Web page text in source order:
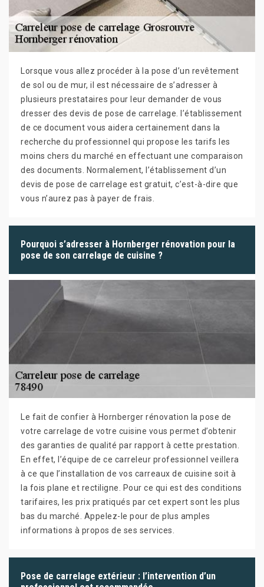
Lorsque vous allez procéder à la pose d’un revêtement
de sol ou de mur, il est nécessaire de s’adresser à
plusieurs prestataires pour leur demander de vous
dresser des devis de pose de carrelage. l’établissement
de ce document vous aidera certainement dans la
recherche du professionnel qui propose les tarifs les
moins chers du marché en effectuant une comparaison
des documents. Normalement, l’établissement d’un
devis de pose de carrelage est gratuit, c’est-à-dire que
vous n’aurez pas à payer de frais.
Pourquoi s’adresser à Hornberger rénovation pour la
pose de son carrelage de cuisine ?
Le fait de confier à Hornberger rénovation la pose de
votre carrelage de votre cuisine vous permet d’obtenir
des garanties de qualité par rapport à cette prestation.
En effet, l’équipe de ce carreleur professionnel veillera
à ce que l’installation de vos carreaux de cuisine soit à
la fois plane et rectiligne. Pour ce qui est des conditions
tarifaires, les prix pratiqués par cet expert sont les plus
bas du marché. Appelez-le pour de plus amples
informations à propos de ses services.
Pose de carrelage extérieur : l’intervention d’un